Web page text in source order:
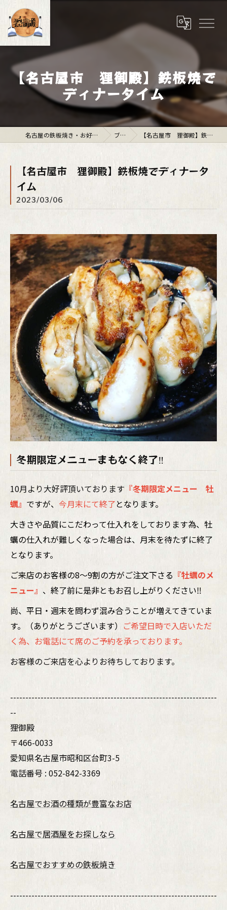
【名古屋市 狸御殿】鉄板焼で
ディナータイム
名古屋の鉄板焼き・お好み焼きは「狸御殿」 ブログ 【名古屋市 狸御殿】鉄板焼でディナータイム
【名古屋市 狸御殿】鉄板焼でディナータ
イム
2023/03/06
冬期限定メニューまもなく終了‼
10月より大好評頂いております 『冬期限定メニュー 牡
蠣』 ですが、 今月末にて終了となります。
大きさや品質にこだわって仕入れをしております為、牡
蠣の仕入れが難しくなった場合は、月末を待たずに終了
となります。
ご来店のお客様の8～9割の方がご注文下さる 『牡蠣のメ
ニュー』 、終了前に是非ともお召し上がりください‼
尚、平日・週末を問わず混み合うことが増えてきていま
す。（ありがとうございます） ご希望日時で入店いただ
く為、お電話にて席のご予約を承っております。
お客様のご来店を心よりお待ちしております。
--------------------------------------------------------------------
--
狸御殿
〒466-0033
愛知県名古屋市昭和区台町3-5
電話番号 : 052-842-3369
名古屋でお酒の種類が豊富なお店
名古屋で居酒屋をお探しなら
名古屋でおすすめの鉄板焼き
--------------------------------------------------------------------